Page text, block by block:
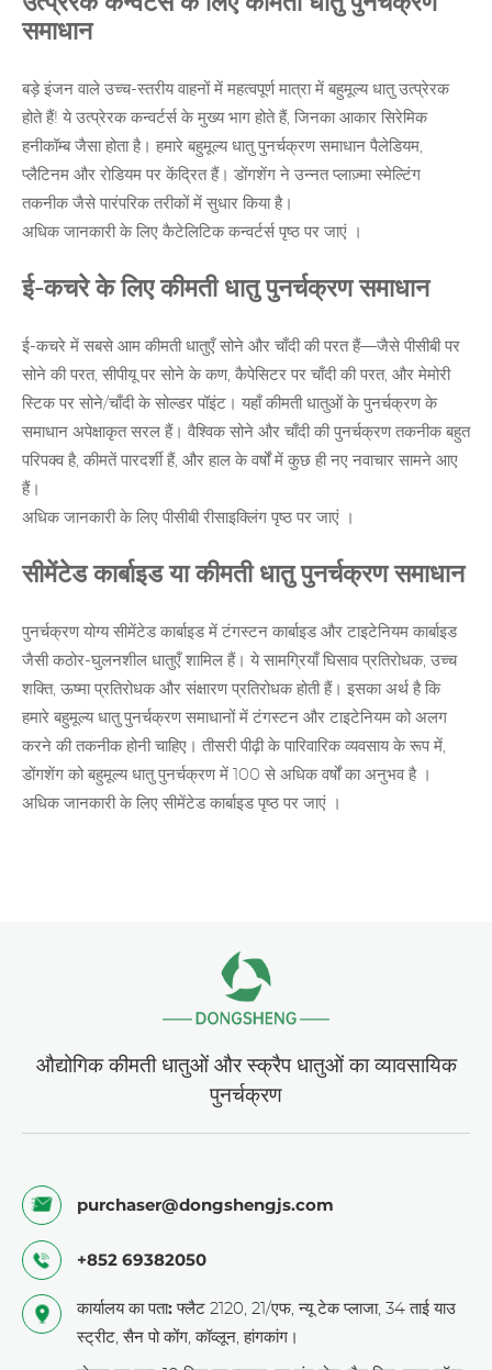
समाधान
बड़े इंजन वाले उच्च-स्तरीय वाहनों में महत्वपूर्ण मात्रा में बहुमूल्य धातु उत्प्रेरक
होते हैं! ये उत्प्रेरक कन्वर्टर्स के मुख्य भाग होते हैं, जिनका आकार सिरेमिक
हनीकॉम्ब जैसा होता है। हमारे बहुमूल्य धातु पुनर्चक्रण समाधान पैलेडियम,
प्लैटिनम और रोडियम पर केंद्रित हैं। डोंगशेंग ने उन्नत प्लाज़्मा स्मेल्टिंग
तकनीक जैसे पारंपरिक तरीकों में सुधार किया है।
अधिक जानकारी के लिए कैटेलिटिक कन्वर्टर्स पृष्ठ पर जाएं ।
ई-कचरे के लिए कीमती धातु पुनर्चक्रण समाधान
ई-कचरे में सबसे आम कीमती धातुएँ सोने और चाँदी की परत हैं—जैसे पीसीबी पर
सोने की परत, सीपीयू पर सोने के कण, कैपेसिटर पर चाँदी की परत, और मेमोरी
स्टिक पर सोने/चाँदी के सोल्डर पॉइंट। यहाँ कीमती धातुओं के पुनर्चक्रण के
समाधान अपेक्षाकृत सरल हैं। वैश्विक सोने और चाँदी की पुनर्चक्रण तकनीक बहुत
परिपक्व है, कीमतें पारदर्शी हैं, और हाल के वर्षों में कुछ ही नए नवाचार सामने आए
हैं।
अधिक जानकारी के लिए पीसीबी रीसाइक्लिंग पृष्ठ पर जाएं ।
सीमेंटेड कार्बाइड या कीमती धातु पुनर्चक्रण समाधान
पुनर्चक्रण योग्य सीमेंटेड कार्बाइड में टंगस्टन कार्बाइड और टाइटेनियम कार्बाइड
जैसी कठोर-घुलनशील धातुएँ शामिल हैं। ये सामग्रियाँ घिसाव प्रतिरोधक, उच्च
शक्ति, ऊष्मा प्रतिरोधक और संक्षारण प्रतिरोधक होती हैं। इसका अर्थ है कि
हमारे बहुमूल्य धातु पुनर्चक्रण समाधानों में टंगस्टन और टाइटेनियम को अलग
करने की तकनीक होनी चाहिए। तीसरी पीढ़ी के पारिवारिक व्यवसाय के रूप में,
डोंगशेंग को बहुमूल्य धातु पुनर्चक्रणमें 100 से अधिक वर्षों का अनुभव है ।
अधिक जानकारी के लिए सीमेंटेड कार्बाइडपृष्ठ पर जाएं ।
औद्योगिक कीमती धातुओं और स्क्रैप धातुओं का व्यावसायिक
पुनर्चक्रण
purchaser@dongshengjs.com
+852 69382050
कार्यालय का पता: फ्लैट 2120, 21/एफ, न्यू टेक प्लाजा, 34 ताई याउ
स्ट्रीट, सैन पो कोंग, कॉव्लून, हांगकांग।